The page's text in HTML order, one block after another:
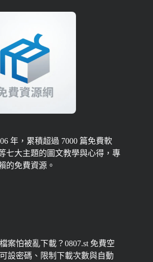
年，累積超過 7000 篇免費軟
七大主題的圖文教學與心得，專
的免費資源。
案怕被亂下載？0807.st 免費空
設密碼、限制下載次數與自動